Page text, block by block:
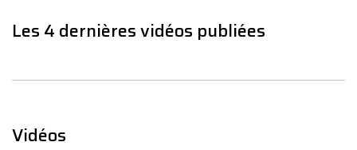
Les 4 dernières vidéos publiées
Vidéos